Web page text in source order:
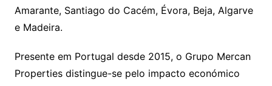
Amarante, Santiago do Cacém, Évora, Beja, Algarve
e Madeira.
Presente em Portugal desde 2015, o Grupo Mercan
Properties distingue-se pelo impacto económico